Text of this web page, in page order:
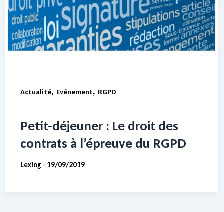
Actualité, Evénement, RGPD
Petit-déjeuner : Le droit des
contrats à l’épreuve du RGPD
Lexing - 19/09/2019